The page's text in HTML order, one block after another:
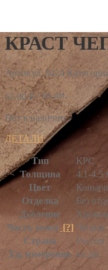
КРАСТ
Артикул:8424
65.80₽/ кв.дм.
Нет в наличии
ДЕТАЛИ
Тип
КРС
Толщина
4.1-4.5
Цвет
Отделка
Без
Дубление
Часть кожи [?] Чепрак
Страна
Россия
Ед. измерения кв.дм.